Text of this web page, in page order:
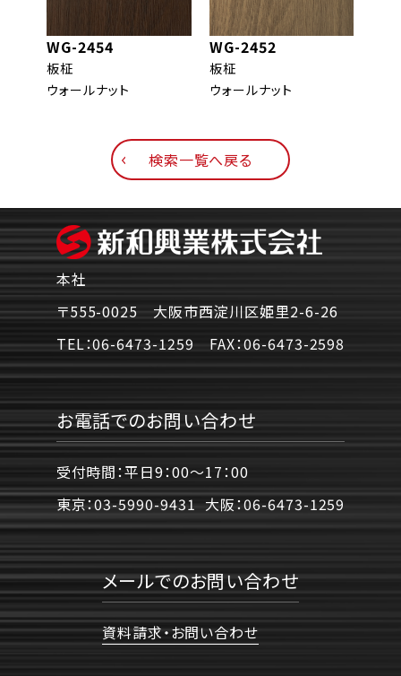
WG-2454
板柾
ウォールナット
WG-2452
板柾
ウォールナット
検索一覧へ戻る
本社
〒555-0025 大阪市西淀川区姫里2-6-26
TEL：06-6473-1259 FAX：06-6473-2598
お電話でのお問い合わせ
受付時間：平日9：00〜17：00
東京：03-5990-9431 大阪：06-6473-1259
メールでのお問い合わせ
資料請求・お問い合わせ